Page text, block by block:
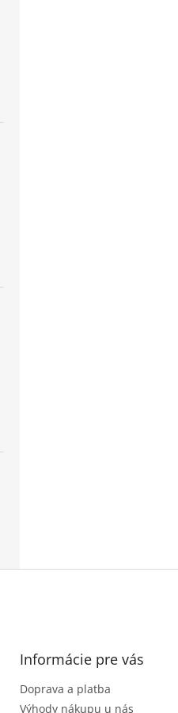
Informácie pre vás
Doprava a platba
Výhody nákupu u nás